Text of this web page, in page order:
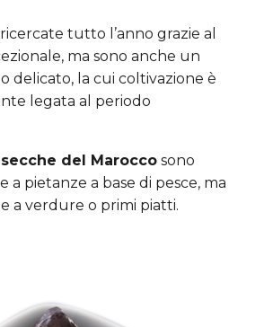
tutto l’anno grazie al
ma sono anche un
delicato, la cui coltivazione è
legata al periodo
del Marocco sono
a pietanze a base di pesce, ma
a verdure o primi piatti.